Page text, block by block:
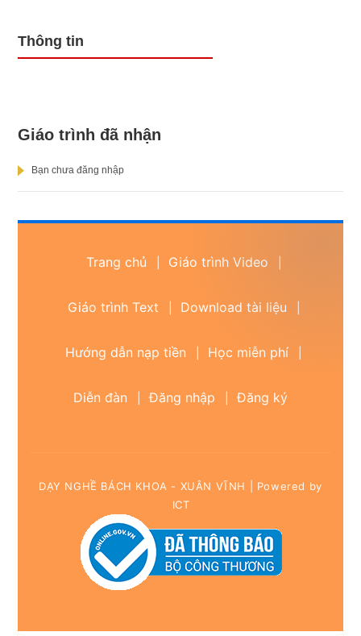
Thông tin
Giáo trình đã nhận
Bạn chưa đăng nhập
Trang chủ Giáo trình Video
Giáo trình Text Download tài liệu
Hướng dẫn nạp tiền Học miễn phí
Diễn đàn Đăng nhập Đăng ký
DẠY NGHỀ BÁCH KHOA - XUÂN VĨNH | Powered by
ICT